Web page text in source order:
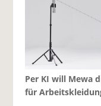
Per KI will Mewa
für